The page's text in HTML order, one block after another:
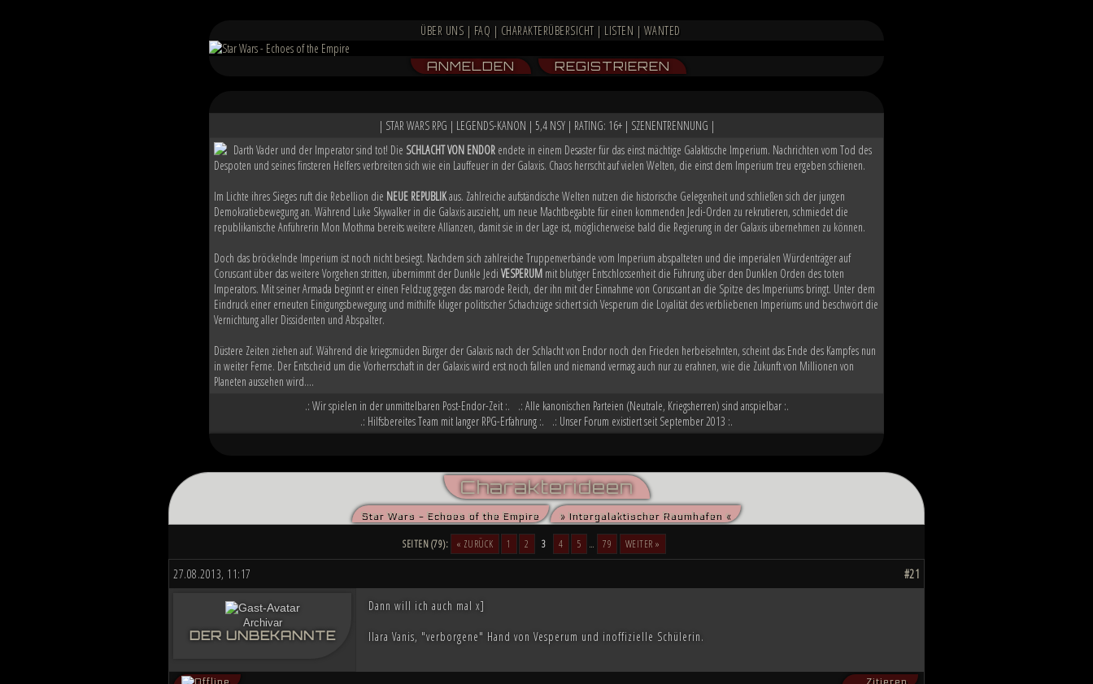
ÜBER UNS | FAQ | CHARAKTERÜBERSICHT | LISTEN | WANTED
ANMELDEN REGISTRIEREN
| STAR WARS RPG | LEGENDS-KANON | 5,4 NSY | RATING: 16+ | SZENENTRENNUNG |
Darth Vader und der Imperator sind tot! Die SCHLACHT VON ENDOR endete in einem Desaster für das einst mächtige Galaktische Imperium. Nachrichten vom Tod des
Despoten und seines finsteren Helfers verbreiten sich wie ein Lauffeuer in der Galaxis. Chaos herrscht auf vielen Welten, die einst dem Imperium treu ergeben schienen.
Im Lichte ihres Sieges ruft die Rebellion die NEUE REPUBLIKaus. Zahlreiche aufständische Welten nutzen die historische Gelegenheit und schließen sich der jungen
Demokratiebewegung an. Während Luke Skywalker in die Galaxis auszieht, um neue Machtbegabte für einen kommenden Jedi-Orden zu rekrutieren, schmiedet die
republikanische Anführerin Mon Mothma bereits weitere Allianzen, damit sie in der Lage ist, möglicherweise bald die Regierung in der Galaxis übernehmen zu können.
Doch das bröckelnde Imperium ist noch nicht besiegt. Nachdem sich zahlreiche Truppenverbände vom Imperium abspalteten und die imperialen Würdenträger auf
Coruscant über das weitere Vorgehen stritten, übernimmt der Dunkle Jedi VESPERUM mit blutiger Entschlossenheit die Führung über den Dunklen Orden des toten
Imperators. Mit seiner Armada beginnt er einen Feldzug gegen das marode Reich, der ihn mit der Einnahme von Coruscant an die Spitze des Imperiums bringt. Unter dem
Eindruck einer erneuten Einigungsbewegung und mithilfe kluger politischer Schachzüge sichert sich Vesperum die Loyalität des verbliebenen Imperiums und beschwört die
Vernichtung aller Dissidenten und Abspalter.
Düstere Zeiten ziehen auf. Während die kriegsmüden Bürger der Galaxis nach der Schlacht von Endor noch den Frieden herbeisehnten, scheint das Ende des Kampfes nun
in weiter Ferne. Der Entscheid um die Vorherrschaft in der Galaxis wird erst noch fallen und niemand vermag auch nur zu erahnen, wie die Zukunft von Millionen von
Planeten aussehen wird....
.: Wir spielen in der unmittelbaren Post-Endor-Zeit :. .: Alle kanonischen Parteien (Neutrale, Kriegsherren) sind anspielbar :.
.: Hilfsbereites Team mit langer RPG-Erfahrung :. .: Unser Forum existiert seit September 2013 :.
Charakterideen
Star Wars - Echoes of the Empire » Intergalaktischer Raumhafen «
SEITEN (79): « ZURÜCK 1 2 3 4 5 … 79 WEITER »
#21
27.08.2013, 11:17
Archivar
DER UNBEKANNTE
Dann will ich auch mal x]
Ilara Vanis, "verborgene" Hand von Vesperum und inoffizielle Schülerin.
Zitieren